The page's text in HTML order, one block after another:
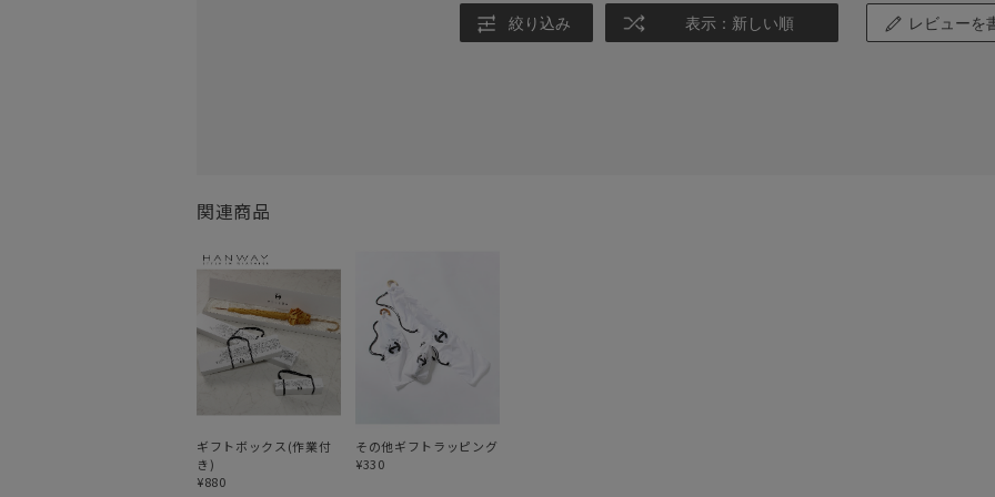
絞り込み 表示：新しい順 レビューを
関連商品
ギフトボックス(作業付
き)
¥880
その他ギフトラッピング
¥330